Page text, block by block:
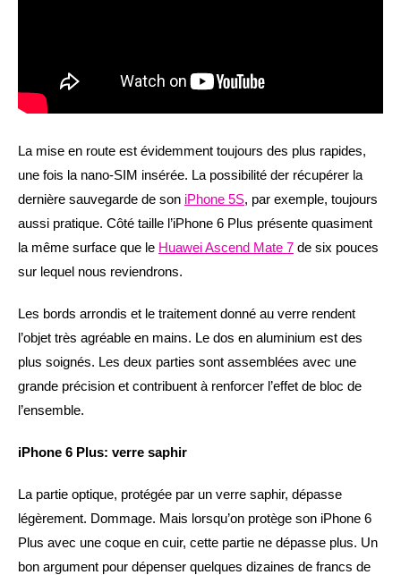
La mise en route est évidemment toujours des plus rapides,
une fois la nano-SIM insérée. La possibilité der récupérer la
dernière sauvegarde de son iPhone 5S, par exemple, toujours
aussi pratique. Côté taille l’iPhone 6 Plus présente quasiment
la même surface que le Huawei Ascend Mate 7 de six pouces
sur lequel nous reviendrons.
Les bords arrondis et le traitement donné au verre rendent
l’objet très agréable en mains. Le dos en aluminium est des
plus soignés. Les deux parties sont assemblées avec une
grande précision et contribuent à renforcer l’effet de bloc de
l’ensemble.
iPhone 6 Plus: verre saphir
La partie optique, protégée par un verre saphir, dépasse
légèrement. Dommage. Mais lorsqu’on protège son iPhone 6
Plus avec une coque en cuir, cette partie ne dépasse plus. Un
bon argument pour dépenser quelques dizaines de francs de